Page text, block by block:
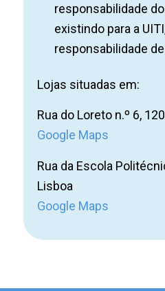
responsabilidade
existindo para a
responsabilidade
Lojas situadas em:
Rua do Loreto n.º 6,
Google Maps
Rua da Escola
Lisboa
Google Maps